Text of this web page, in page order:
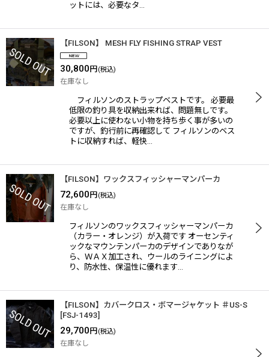
ットには、必要なタ…
【FILSON】 MESH FLY FISHING STRAP VEST
30,800 円 (税込)
在庫なし
フィルソンのストラップベストです。 必要最
低限の釣り具を収納出来れば、問題無しです。
必要以上に使わない小物を持ち歩く事が多いの
ですが、釣行前に再確認して フィルソンのベス
トに収納すれば、軽快…
【FILSON】ワックスフィッシャーマンパーカ
72,600 円 (税込)
在庫なし
フィルソンのワックスフィッシャーマンパーカ
（カラー・オレンジ）が入荷です オーセンティ
ックなマウンテンパーカのデザインでありなが
ら、ＷＡＸ加工され、ウールのライニングによ
り、防水性、保温性に優れます…
【FILSON】カバークロス・ボマージャケット ＃US-S
[FSJ-1493]
29,700 円 (税込)
在庫なし